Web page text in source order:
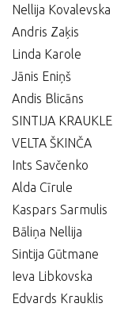
Nellija Kovalevska
Andris Zaķis
Linda Karole
Jānis Eniņš
Andis Blicāns
SINTIJA KRAUKLE
VELTA ŠKINČA
Ints Savčenko
Alda Cīrule
Kaspars Sarmulis
Bāliņa Nellija
Sintija Gūtmane
Ieva Libkovska
Edvards Krauklis